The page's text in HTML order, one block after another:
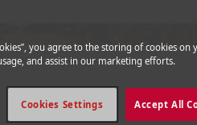
you agree to the storing of cookies on
and assist in our marketing efforts.
Accept All
Cookies Settings